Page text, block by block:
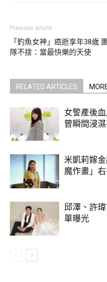
而名嘴羅友志稍早談到此事
「這不是寒蟬效應，什麼是
的、知識型短影音的、企業
指這世界好像變成一言堂，
些狡猾的…說個笑話，台灣
Previous article
「釣魚女神」癌逝享年38歲 團
隊不捨：當最快樂的天使
RELATED ARTICLES
女警產後
曾瞬間浸
米凱莉嫁
魔作畫」
邱澤、許
單曝光